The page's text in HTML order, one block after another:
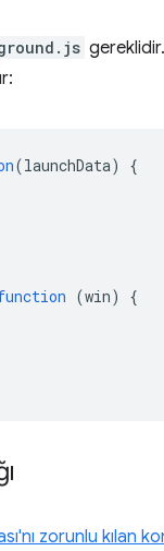
(launchData)
{
(win)
{
zorunlu kılan